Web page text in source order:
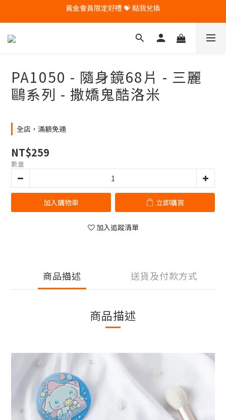
🎁 Pintoo送您專屬生日禮 🎁
PA1050 - 隨身鏡68片 - 三麗
鷗系列 - 撒嬌鬼酷洛米
全店，滿額免運
NT$259
數量
加入購物車 立即購買
加入追蹤清單
商品描述 送貨及付款方式
商品描述